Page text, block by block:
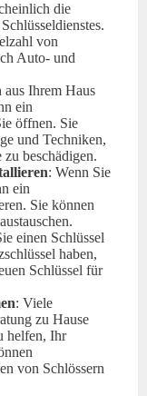
die
von
Auto- und
aus Ihrem Haus
ein
öffnen. Sie
und Techniken,
beschädigen.
: Wenn Sie
ein
Sie können
einen Schlüssel
haben,
Schlüssel für
: Viele
zu Hause
helfen, Ihr
von Schlössern